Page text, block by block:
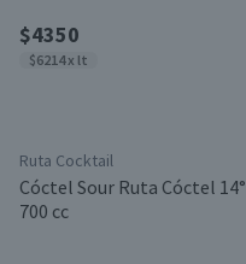
$4350
$6214 x lt
Ruta Cocktail
Cóctel Sour Ruta Cóctel 14°
700 cc